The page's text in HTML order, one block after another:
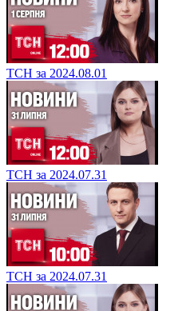
ТСН за 2024.08.01
ТСН за 2024.07.31
ТСН за 2024.07.31